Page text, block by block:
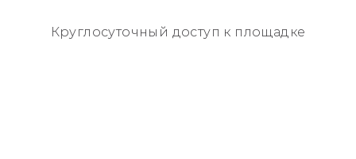
Круглосуточный доступ к площадке